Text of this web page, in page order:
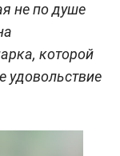
не по душе
которой
удовольствие